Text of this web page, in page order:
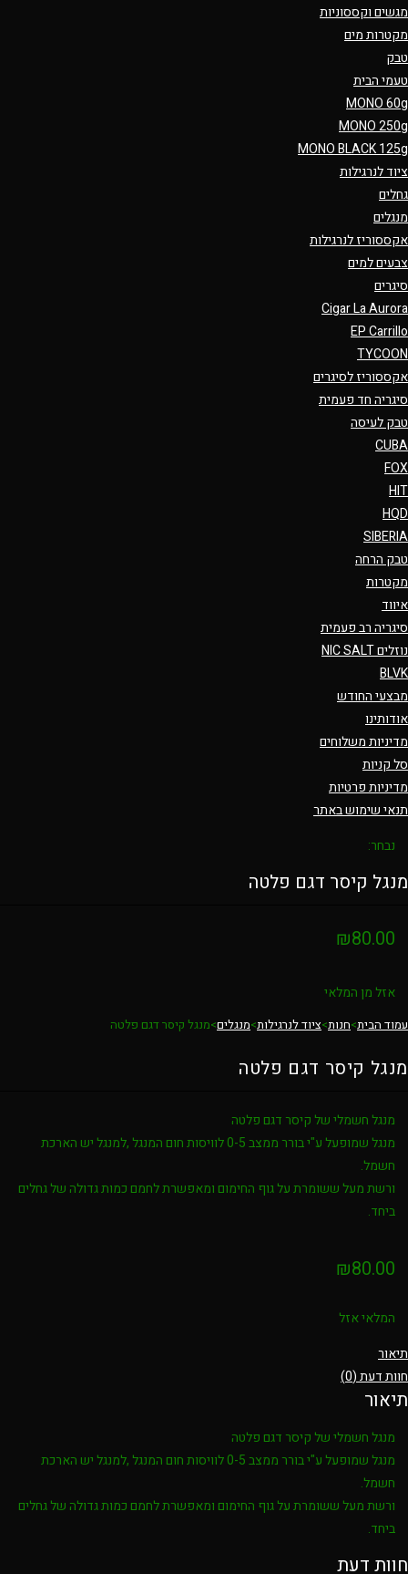
מגשים וקססוניות
מקטרות מים
טבק
טעמי הבית
MONO 60g
MONO 250g
MONO BLACK 125g
ציוד לנרגילות
גחלים
מנגלים
אקססוריז לנרגילות
צבעים למים
סיגרים
Cigar La Aurora
EP Carrillo
TYCOON
אקססוריז לסיגרים
סיגריה חד פעמית
טבק לעיסה
CUBA
FOX
HIT
HQD
SIBERIA
טבק הרחה
מקטרות
איווד
סיגריה רב פעמית
נוזלים NIC SALT
BLVK
מבצעי החודש
אודותינו
מדיניות משלוחים
סל קניות
מדיניות פרטיות
תנאי שימוש באתר
נבחר:
מנגל קיסר דגם פלטה
₪80.00
אזל מן המלאי
עמוד הבית>חנות>ציוד לנרגילות>מנגלים>מנגל קיסר דגם פלטה
מנגל קיסר דגם פלטה
מנגל חשמלי של קיסר דגם פלטה
מנגל שמופעל ע"י בורר ממצב 0-5 לוויסות חום המנגל ,למנגל יש הארכת
חשמל.
ורשת מעל ששומרת על גוף החימום ומאפשרת לחמם כמות גדולה של גחלים
ביחד.
₪80.00
המלאי אזל
תיאור
חוות דעת (0)
תיאור
מנגל חשמלי של קיסר דגם פלטה
מנגל שמופעל ע"י בורר ממצב 0-5 לוויסות חום המנגל ,למנגל יש הארכת
חשמל.
ורשת מעל ששומרת על גוף החימום ומאפשרת לחמם כמות גדולה של גחלים
ביחד.
חוות דעת